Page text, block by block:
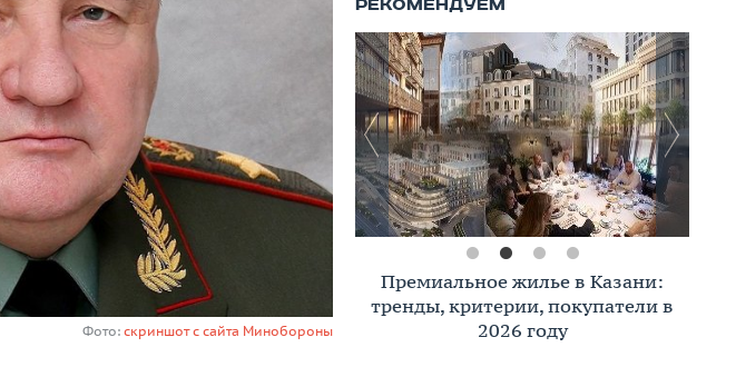
Фото: скриншот с сайта Минобороны
Премиальное жилье в Казани:
тренды, критерии, покупатели в
2026 году